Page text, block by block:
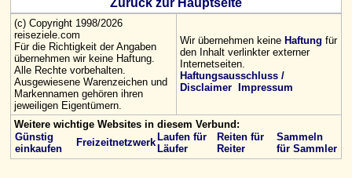
(c) Copyright 1998/2026
reiseziele.com
Für die Richtigkeit der Angaben
übernehmen wir keine Haftung.
Alle Rechte vorbehalten.
Ausgewiesene Warenzeichen und
Markennamen gehören ihren
jeweiligen Eigentümern.
Wir übernehmen keine Haftung für
den Inhalt verlinkter externer
Internetseiten.
Haftungsausschluss /
Disclaimer Impressum
Weitere wichtige Websites in diesem Verbund:
Günstig
einkaufen
FreizeitnetzwerkLaufen für
Läufer
Reiten für
Reiter
Sammeln
für Sammler